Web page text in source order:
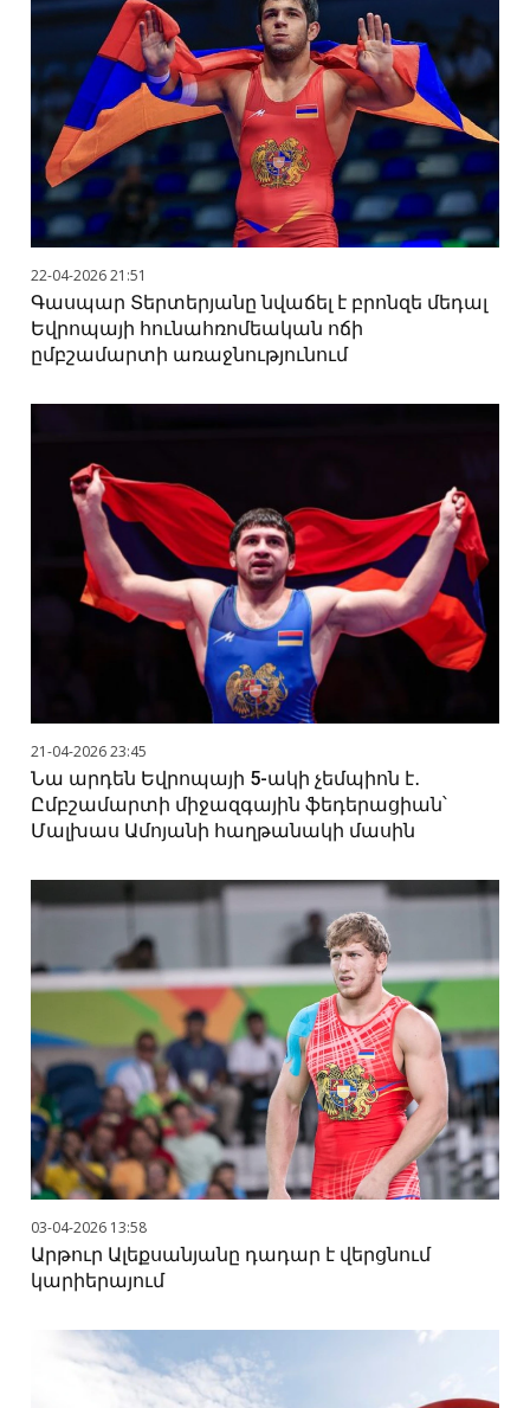
22-04-2026 21:51
Գասպար Տերտերյանը նվաճել է բրոնզե մեդալ
Եվրոպայի հունահռոմեական ոճի
ըմբշամարտի առաջնությունում
21-04-2026 23:45
Նա արդեն Եվրոպայի 5-ակի չեմպիոն է․
Ըմբշամարտի միջազգային ֆեդերացիան՝
Մալխաս Ամոյանի հաղթանակի մասին
03-04-2026 13:58
Արթուր Ալեքսանյանը դադար է վերցնում
կարիերայում